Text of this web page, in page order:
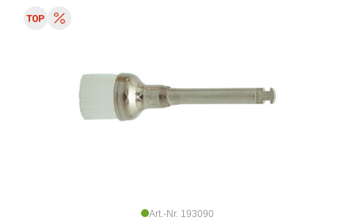
Art.-Nr. 193090